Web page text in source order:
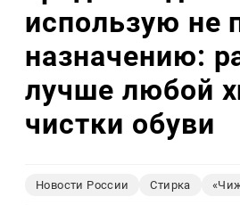
использую не
назначению:
лучше любой
чистки обуви
Новости России Стирка